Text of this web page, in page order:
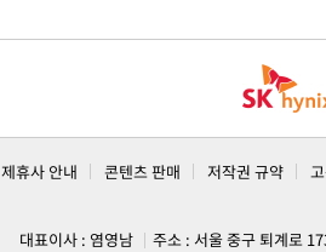
제휴사 안내 콘텐츠 판매 저작권 규약
대표이사 : 염영남
주소 : 서울 중구 퇴계로